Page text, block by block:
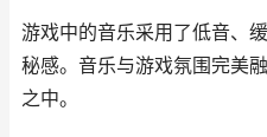
游戏中的音乐采用了低音、
秘感。音乐与游戏氛围完美
之中。